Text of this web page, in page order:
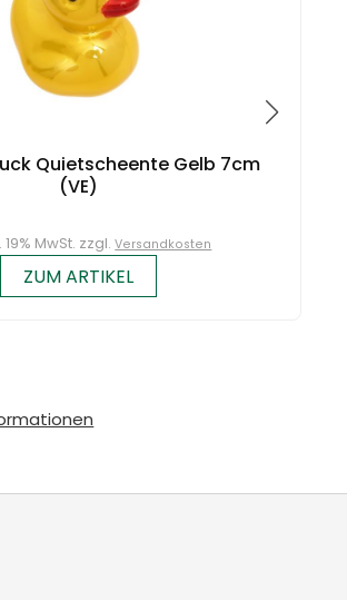
Quietscheente Gelb 7cm
(VE)
19% MwSt. zzgl.Versandkosten
ZUM ARTIKEL